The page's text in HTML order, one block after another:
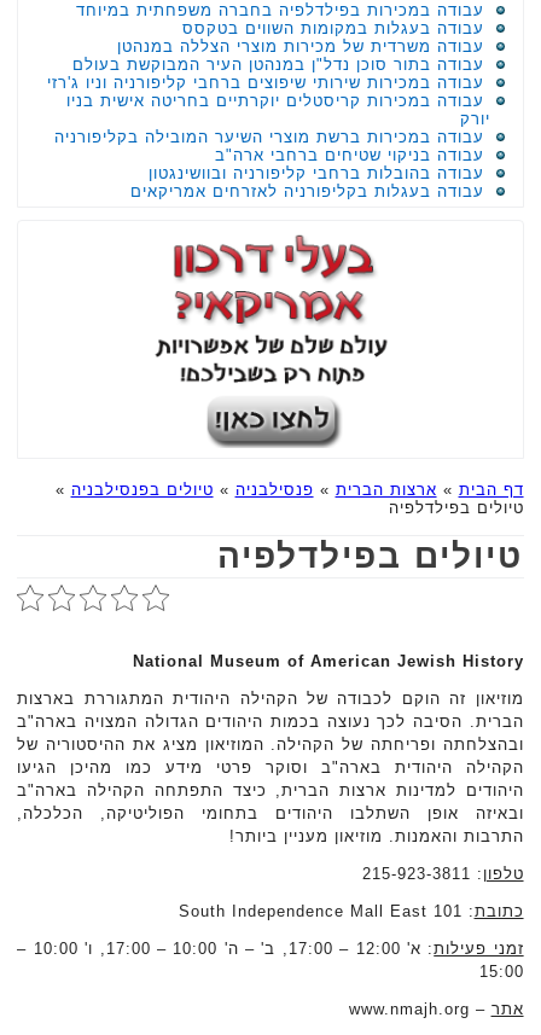
עבודה במכירות בפילדלפיה בחברה משפחתית במיוחד
עבודה בעגלות במקומות השווים בטקסס
עבודה משרדית של מכירות מוצרי הצללה במנהטן
עבודה בתור סוכן נדל"ן במנהטן העיר המבוקשת בעולם
עבודה במכירות שירותי שיפוצים ברחבי קליפורניה וניו ג'רזי
עבודה במכירות קריסטלים יוקרתיים בחריטה אישית בניו
יורק
עבודה במכירות ברשת מוצרי השיער המובילה בקליפורניה
עבודה בניקוי שטיחים ברחבי ארה"ב
עבודה בהובלות ברחבי קליפורניה ובוושינגטון
עבודה בעגלות בקליפורניה לאזרחים אמריקאים
דף הבית » ארצות הברית » פנסילבניה » טיולים בפנסילבניה »
טיולים בפילדלפיה
טיולים בפילדלפיה
National Museum of American Jewish History
מוזיאון זה הוקם לכבודה של הקהילה היהודית המתגוררת בארצות
הברית. הסיבה לכך נעוצה בכמות היהודים הגדולה המצויה בארה"ב
ובהצלחתה ופריחתה של הקהילה. המוזיאון מציג את ההיסטוריה של
הקהילה היהודית בארה"ב וסוקר פרטי מידע כמו מהיכן הגיעו
היהודים למדינות ארצות הברית, כיצד התפתחה הקהילה בארה"ב
ובאיזה אופן השתלבו היהודים בתחומי הפוליטיקה, הכלכלה,
התרבות והאמנות. מוזיאון מעניין ביותר!
טלפון : 215-923-3811
כתובת: 101 South Independence Mall East
זמני פעילות
: א' 12:00 – 17:00, ב' – ה' 10:00 – 17:00, ו' 10:00 –
15:00
אתר – www.nmajh.org